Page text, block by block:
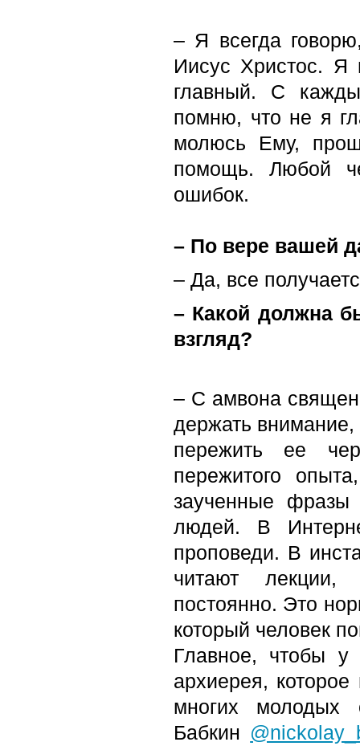
– Я всегда
Иисус Христос. Я
главный. С
помню, что не я
молюсь Ему,
помощь. Любой
ошибок.
– По вере вашей
– Да, все
– Какой должна
взгляд?
– С амвона
держать внимание,
пережить ее
пережитого
заученные фразы
людей. В
проповеди. В
читают лекции,
постоянно. Это
который человек
Главное, чтобы у
архиерея,
многих молодых
Бабкин